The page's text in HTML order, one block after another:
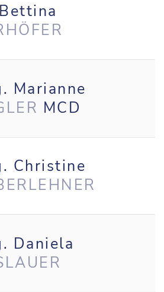
Marianne
MCD
Christine
Daniela